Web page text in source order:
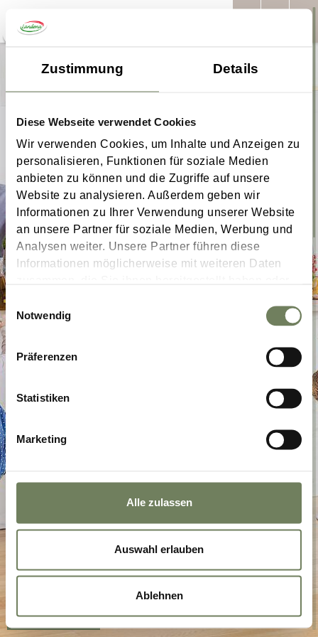
Zustimmung Details
Diese Webseite verwendet Cookies
Wir verwenden Cookies, um Inhalte und Anzeigen zu
personalisieren, Funktionen für soziale Medien
anbieten zu können und die Zugriffe auf unsere
Website zu analysieren. Außerdem geben wir
Informationen zu Ihrer Verwendung unserer Website
an unsere Partner für soziale Medien, Werbung und
Analysen weiter. Unsere Partner führen diese
Informationen möglicherweise mit weiteren Daten
gesammelt haben.
Einwilligungsauswahl
Notwendig
Präferenzen
Statistiken
Marketing
Alle zulassen
Auswahl erlauben
Ablehnen
Deutsch
Available Jobs